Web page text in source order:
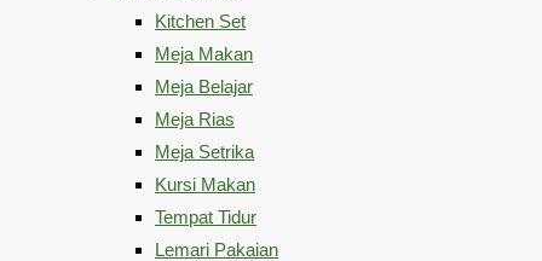
Kitchen Set
Meja Makan
Meja Belajar
Meja Rias
Meja Setrika
Kursi Makan
Tempat Tidur
Lemari Pakaian